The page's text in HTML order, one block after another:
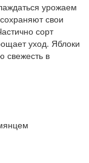
урожаем
свои
сорт
уход. Яблоки
свежесть в